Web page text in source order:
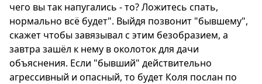
чего вы так напугались - то? Ложитесь спать,
нормально всё будет". Выйдя позвонит "бывшему",
скажет чтобы завязывал с этим безобразием, а
завтра зашёл к нему в околоток для дачи
объяснения. Если "бывший" действительно
агрессивный и опасный, то будет Коля послан по